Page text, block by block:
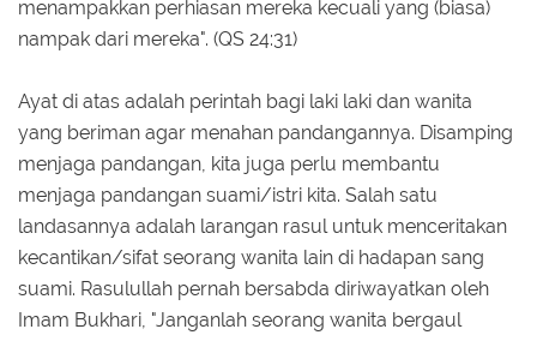
menampakkan perhiasan mereka kecuali yang (biasa)
nampak dari mereka". (QS 24:31)
Ayat di atas adalah perintah bagi laki laki dan wanita
yang beriman agar menahan pandangannya. Disamping
menjaga pandangan, kita juga perlu membantu
menjaga pandangan suami/istri kita. Salah satu
landasannya adalah larangan rasul untuk menceritakan
kecantikan/sifat seorang wanita lain di hadapan sang
suami. Rasulullah pernah bersabda diriwayatkan oleh
Imam Bukhari, "Janganlah seorang wanita bergaul